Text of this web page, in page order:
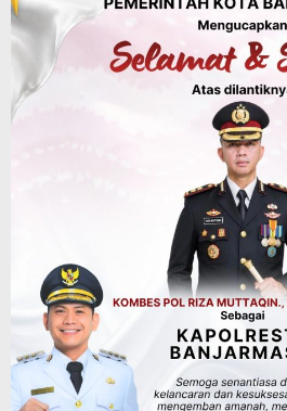
Agustus 8, 2026
Sosial & Keagamaan
Hari Pramuka ke-65,
Banjarmasin Ziarah ke
Antasari dan Gelar
Advertorial Dinas Kehutanan Kalsel
Api Sempat Berkobar,
Tahura Sultan Adam
Dikendalikan
Agustus 8, 2026